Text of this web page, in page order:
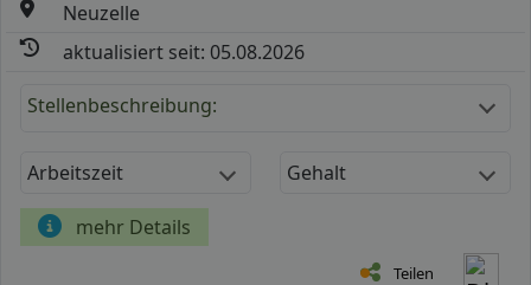
Neuzelle
aktualisiert seit: 05.08.2026
Stellenbeschreibung:
Arbeitszeit Gehalt
mehr Details
Teilen